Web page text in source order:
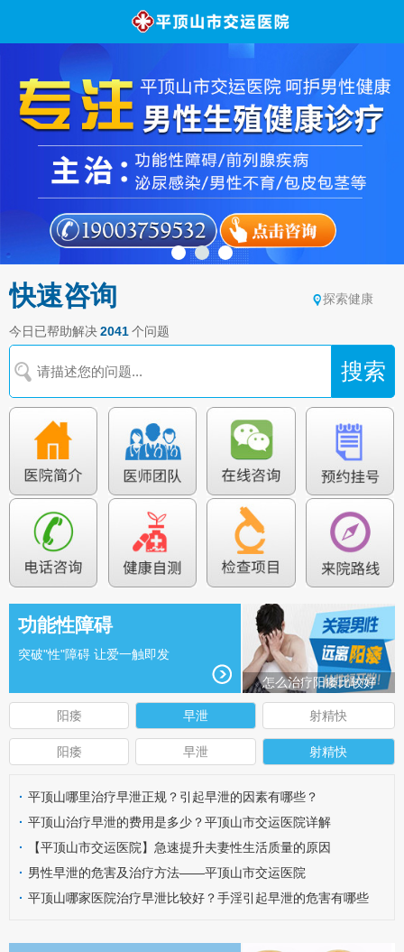
快速咨询 探索健康
今日已帮助解决2041个问题
功能性障碍
突破"性"障碍 让爱一触即发
怎么治疗阳痿比较好
阳痿 早泄 射精快
阳痿 早泄 射精快
· 平顶山哪里治疗早泄正规？引起早泄的因素有哪些？
· 平顶山治疗早泄的费用是多少？平顶山市交运医院详解
·
【平顶山市交运医院】急速提升夫妻性生活质量的原因
· 男性早泄的危害及治疗方法——平顶山市交运医院
· 平顶山哪家医院治疗早泄比较好？手淫引起早泄的危害有哪些